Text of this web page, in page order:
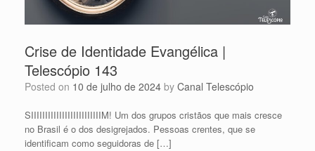
Crise de Identidade Evangélica |
Telescópio 143
Posted on 10 de julho de 2024 by Canal Telescópio
SIIIIIIIIIIIIIIIIIIIIIIIIIM! Um dos grupos cristãos que mais cresce
no Brasil é o dos desigrejados. Pessoas crentes, que se
identificam como seguidoras de […]